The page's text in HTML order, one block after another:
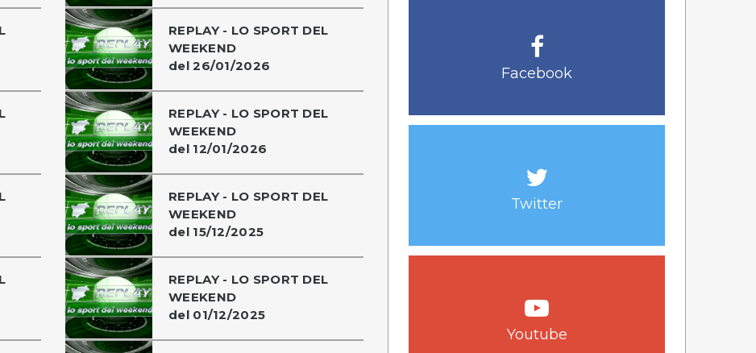
REPLAY - LO SPORT DEL
WEEKEND
del 26/01/2026
REPLAY - LO SPORT DEL
WEEKEND
del 12/01/2026
REPLAY - LO SPORT DEL
WEEKEND
del 15/12/2025
REPLAY - LO SPORT DEL
WEEKEND
del 01/12/2025
Facebook
Twitter
Youtube